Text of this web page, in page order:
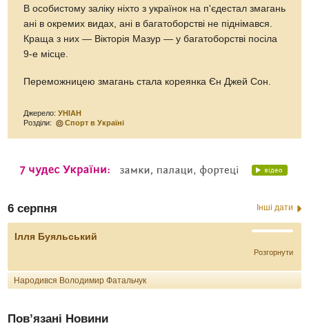
В особистому заліку ніхто з українок на п'єдестал змагань
ані в окремих видах, ані в багатоборстві не піднімався.
Краща з них — Вікторія Мазур — у багатоборстві посіла
9-е місце.
Переможницею змагань стала кореянка Єн Джей Сон.
Джерело:УНІАН
Розділи:
Спорт в Україні
6 серпня Інші дати
Ілля Буяльський
Розгорнути
Народився Володимир Фатальчук
Пов’язані Новини